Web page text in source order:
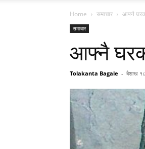
Home समाचार आफ्नै
समाचार
आफ्नै
Tolakanta Bagale - बैशाख